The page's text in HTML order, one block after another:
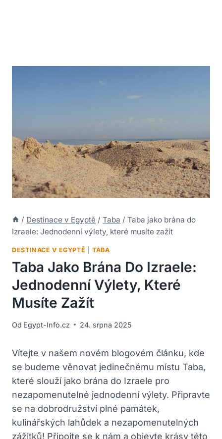
/ Destinace v Egyptě / Taba / Taba jako brána do
Izraele: Jednodenní výlety, které musíte zažít
DESTINACE V EGYPTĚ |TABA
Taba Jako Brána Do Izraele:
Jednodenní Výlety, Které
Musíte Zažít
Od Egypt-Info.cz 24. srpna 2025
Vítejte v našem novém blogovém článku, kde
se budeme věnovat jedinečnému místu Taba,
které slouží jako brána do Izraele pro
nezapomenutelné jednodenní výlety. Připravte
se na dobrodružství plné památek,
kulinářských lahůdek a nezapomenutelných
zážitků! Připojte se k nám a objevte krásy této